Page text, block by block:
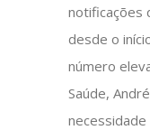
notificações
desde o
número
Saúde,